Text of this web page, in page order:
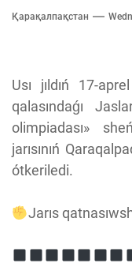
Қарақалпақстан
Usı jıldıń 17-
qalasındaǵı
olimpiadası»
jarısınıń
ótkeriledi.
Jarıs